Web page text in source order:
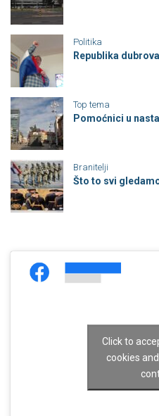
Politika
Republika
Top tema
Pomoćnici u
Branitelji
Što to svi
Click to
cookies